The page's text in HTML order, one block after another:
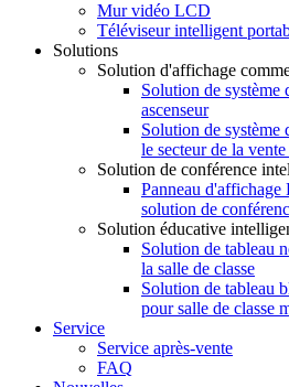
Mur vidéo LCD
Téléviseur intelligent
Solutions
Solution d'affichage
Solution de système
ascenseur
Solution de système
le secteur de la
Solution de conférence
Panneau
solution de
Solution éducative
Solution de tableau
la salle de classe
Solution de tableau
pour salle de classe
Service
Service après-vente
FAQ